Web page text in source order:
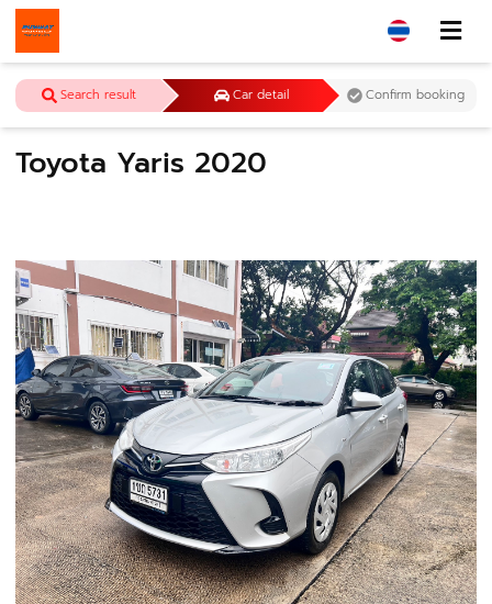
Search result Car detail Confirm booking
Toyota Yaris 2020